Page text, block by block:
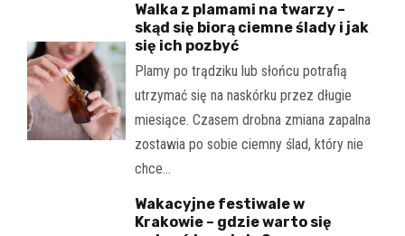
Walka z plamami na twarzy –
skąd się biorą ciemne ślady i jak
się ich pozbyć
Plamy po trądziku lub słońcu potrafią
utrzymać się na naskórku przez długie
miesiące. Czasem drobna zmiana zapalna
zostawia po sobie ciemny ślad, który nie
chce…
Wakacyjne festiwale w
Krakowie – gdzie warto się